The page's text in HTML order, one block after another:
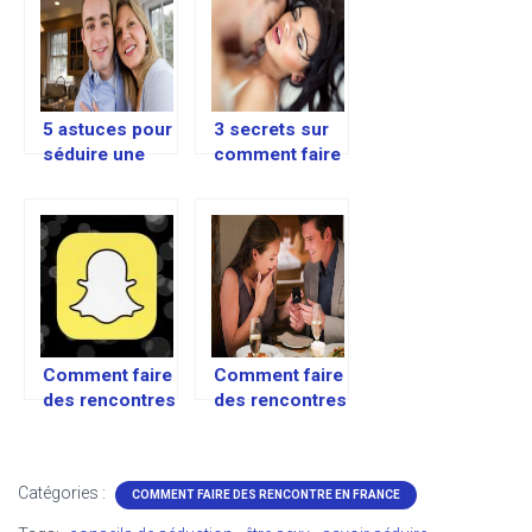
5 astuces pour
séduire une
3 secrets sur
comment faire
Comment faire
des rencontres
Comment faire
des rencontres
Catégories : COMMENT FAIRE DES RENCONTRE EN FRANCE